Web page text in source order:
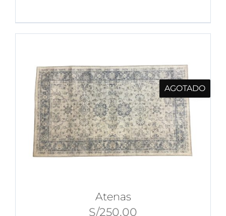
AGOTADO
Atenas
S/250.00